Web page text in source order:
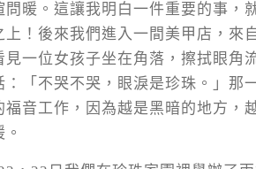
問暖。這讓我明白一件重要的事，
上！後來我們進入一間美甲店，來
見一位女孩子坐在角落，擦拭眼
：「不哭不哭，眼淚是珍珠。」那
福音工作，因為越是黑暗的地方，